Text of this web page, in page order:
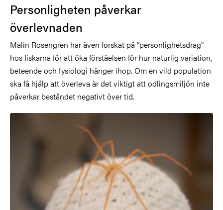
Personligheten påverkar
överlevnaden
Malin Rosengren har även forskat på ”personlighetsdrag”
hos fiskarna för att öka förståelsen för hur naturlig variation,
beteende och fysiologi hänger ihop. Om en vild population
ska få hjälp att överleva är det viktigt att odlingsmiljön inte
påverkar beståndet negativt över tid.